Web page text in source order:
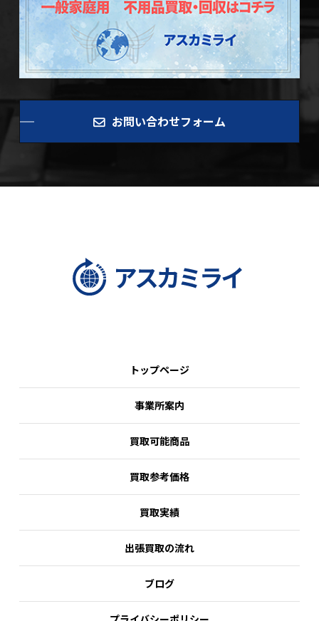
お問い合わせフォーム
トップページ
事業所案内
買取可能商品
買取参考価格
買取実績
出張買取の流れ
ブログ